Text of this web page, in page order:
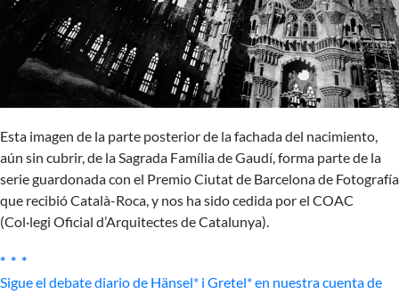
Esta imagen de la parte posterior de la fachada del nacimiento,
aún sin cubrir, de la Sagrada Família de Gaudí, forma parte de la
serie guardonada con el Premio Ciutat de Barcelona de Fotografía
que recibió Català-Roca, y nos ha sido cedida por el COAC
(Col·legi Oficial d’Arquitectes de Catalunya).
* * *
Sigue el debate diario de Hänsel* i Gretel* en nuestra cuenta de